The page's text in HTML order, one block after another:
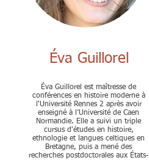
Éva Guillorel est maîtresse de
conférences en histoire moderne à
l'Université Rennes 2 après avoir
enseigné à l’Université de Caen
Normandie. Elle a suivi un triple
cursus d'études en histoire,
ethnologie et langues celtiques en
Bretagne, puis a mené des
recherches postdoctorales aux États-
Éva Guillorel